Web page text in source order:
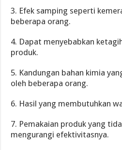
3. Efek samping seperti
beberapa orang.
4. Dapat menyebabkan
produk.
5. Kandungan bahan kimia
oleh beberapa orang.
6. Hasil yang membutuhkan
7. Pemakaian produk yang
mengurangi efektivitasnya.